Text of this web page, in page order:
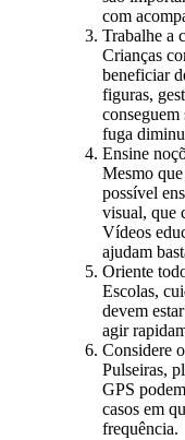
com
Trabalhe a
Crianças
beneficiar
figuras,
conseguem
fuga
Ensine
Mesmo
possível
visual, que
Vídeos
ajudam
Oriente
Escolas,
devem
agir
Considere
Pulseiras,
GPS
casos em
frequência.